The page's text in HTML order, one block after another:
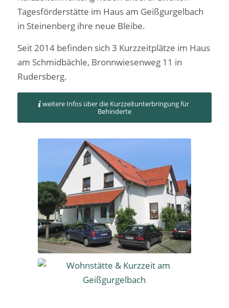
Tagesförderstätte im Haus am Geißgurgelbach
in Steinenberg ihre neue Bleibe.
Seit 2014 befinden sich 3 Kurzzeitplätze im Haus
am Schmidbächle, Bronnwiesenweg 11 in
Rudersberg.
weitere Infos über die Kurzzeitunterbringung für
Behinderte
Kurzzeit-
Unterbringung seit
1986
Kurzzeit am
Geißgurgelbach seit